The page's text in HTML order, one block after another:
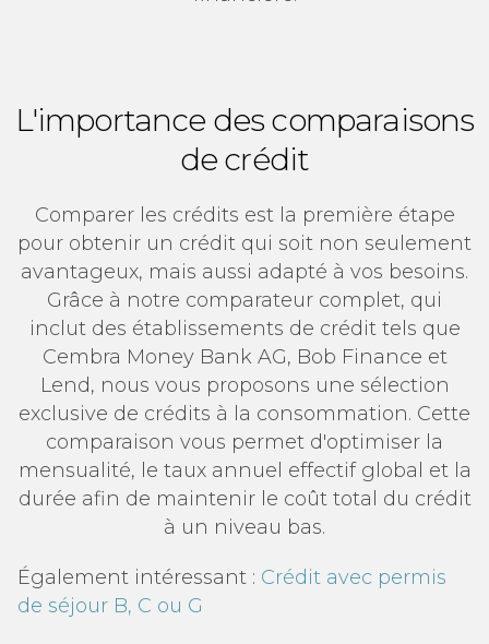
L'importance des comparaisons
de crédit
Comparer les crédits est la première étape
pour obtenir un crédit qui soit non seulement
avantageux, mais aussi adapté à vos besoins.
Grâce à notre comparateur complet, qui
inclut des établissements de crédit tels que
Cembra Money Bank AG, Bob Finance et
Lend, nous vous proposons une sélection
exclusive de crédits à la consommation. Cette
comparaison vous permet d'optimiser la
mensualité, le taux annuel effectif global et la
durée afin de maintenir le coût total du crédit
à un niveau bas.
Également intéressant : Crédit avec permis
de séjour B, C ou G